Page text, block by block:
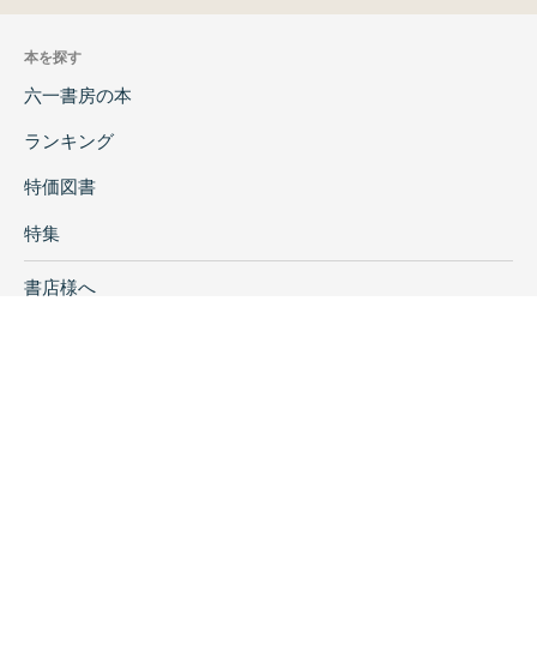
本を探す
六一書房の本
ランキング
特価図書
特集
書店様へ